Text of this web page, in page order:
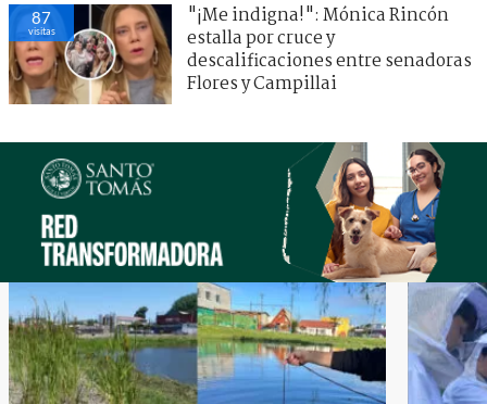
87
visitas
"¡Me indigna!": Mónica Rincón
estalla por cruce y
descalificaciones entre senadoras
Flores y Campillai